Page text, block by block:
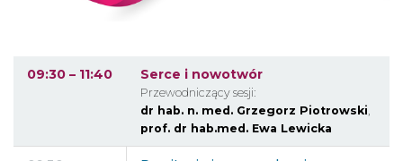
09:30 – 11:40 Serce i nowotwór
Przewodniczący sesji:
dr hab. n. med. Grzegorz Piotrowski
prof. dr hab.med. Ewa Lewicka